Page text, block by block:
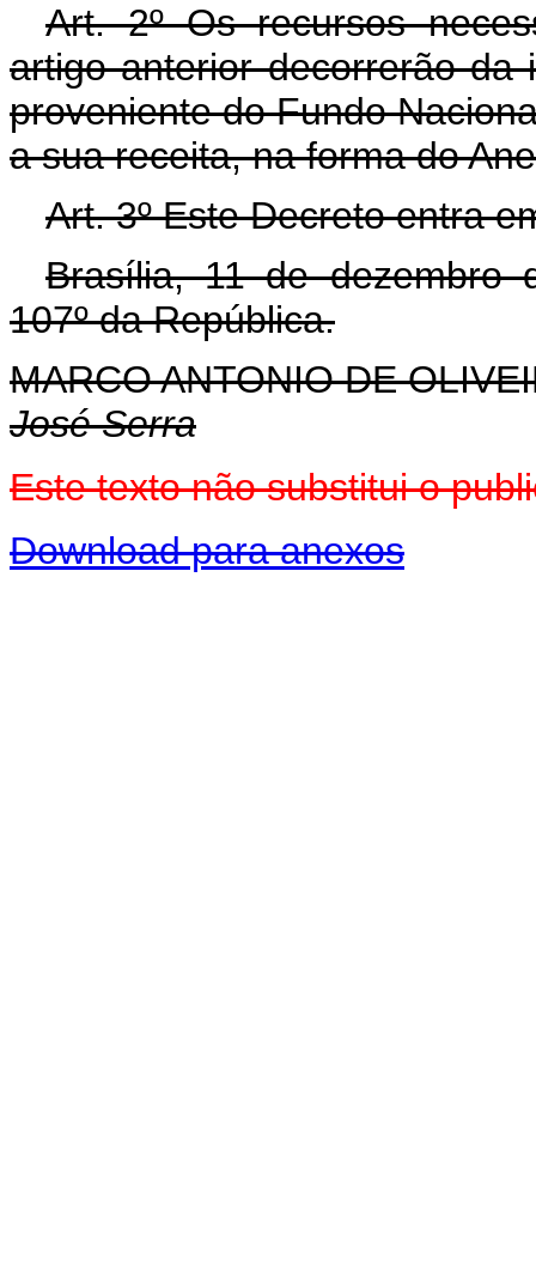
Art. 2º Os recursos
artigo anterior decorrerão da
proveniente do Fundo
a sua receita, na forma do
Art. 3º Este Decreto entra
Brasília, 11 de dezembro
107º da República.
MARCO ANTONIO DE
José Serra
Este texto não substitui o
Download para anexos